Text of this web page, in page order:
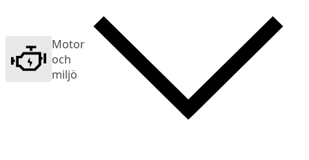
Motor
och
miljö